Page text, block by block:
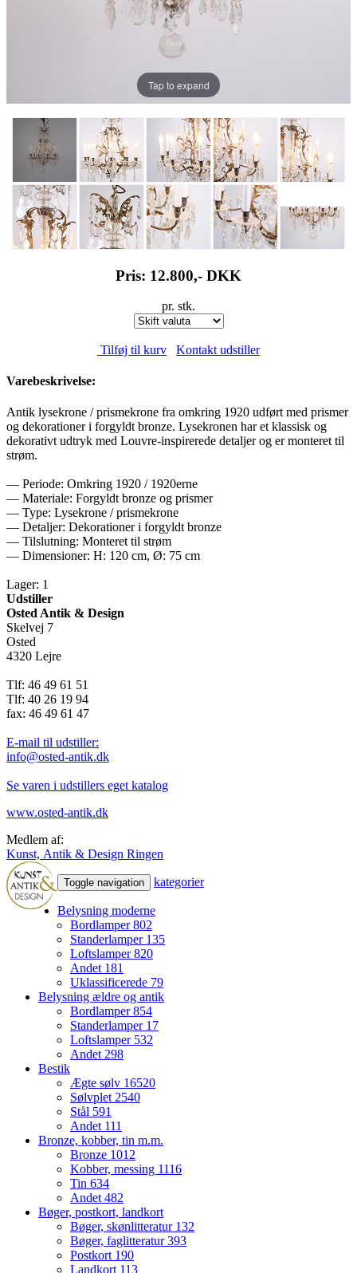
Tap to expand
Pris: 12.800,- DKK
pr. stk.
Tilføj til kurv Kontakt udstiller
Varebeskrivelse:
Antik lysekrone / prismekrone fra omkring 1920 udført med prismer
og dekorationer i forgyldt bronze. Lysekronen har et klassisk og
dekorativt udtryk med Louvre-inspirerede detaljer og er monteret til
strøm.
— Periode: Omkring 1920 / 1920erne
— Materiale: Forgyldt bronze og prismer
— Type: Lysekrone / prismekrone
— Detaljer: Dekorationer i forgyldt bronze
— Tilslutning: Monteret til strøm
— Dimensioner: H: 120 cm, Ø: 75 cm
Lager: 1
Udstiller
Osted Antik & Design
Skelvej 7
Osted
4320 Lejre
Tlf: 46 49 61 51
Tlf: 40 26 19 94
fax: 46 49 61 47
E-mail til udstiller:
info@osted-antik.dk
Se varen i udstillers eget katalog
www.osted-antik.dk
Medlem af:
Kunst, Antik & Design Ringen
Toggle navigation kategorier
Belysning moderne
Bordlamper802
Standerlamper 135
Loftslamper820
Andet 181
Uklassificerede 79
Belysning ældre og antik
Bordlamper854
Standerlamper 17
Loftslamper 532
Andet298
Bestik
Ægte sølv 16520
Sølvplet2540
Stål 591
Andet 111
Bronze, kobber, tin m.m.
Bronze 1012
Kobber, messing 1116
Tin 634
Andet482
Bøger, postkort, landkort
Bøger, skønlitteratur 132
Bøger, faglitteratur393
Postkort 190
Landkort 113